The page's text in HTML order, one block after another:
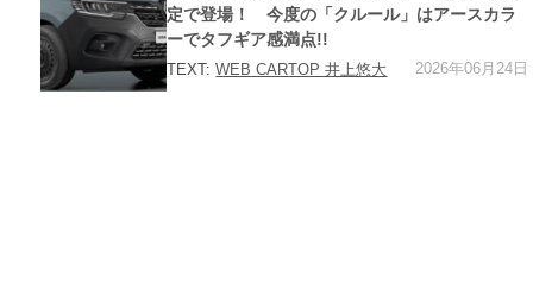
ー
定で登場！ 今度の「クルール」はアースカラ
ーでタフギア感満点!!
TEXT:WEB CARTOP 井上悠大 2026年06月24日